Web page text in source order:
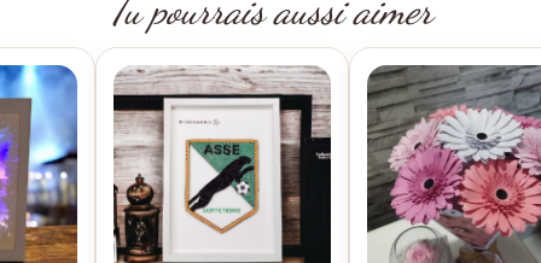
Tu pourrais aussi aimer